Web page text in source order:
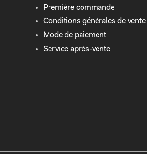
Première commande
Conditions générales de vente
Mode de paiement
Service après-vente